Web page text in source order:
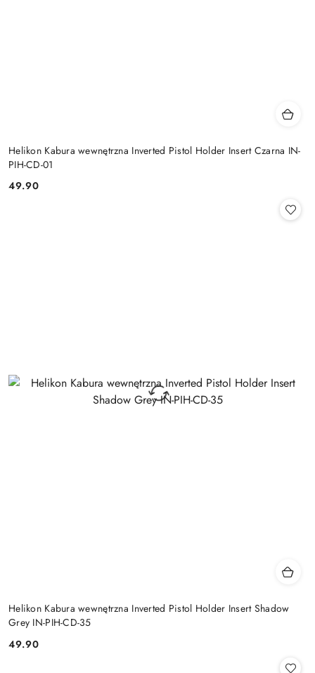
Helikon Kabura wewnętrzna Inverted Pistol Holder Insert Czarna IN-
PIH-CD-01
Cena:
49.90
Helikon Kabura wewnętrzna Inverted Pistol Holder Insert Shadow
Grey IN-PIH-CD-35
Cena:
49.90